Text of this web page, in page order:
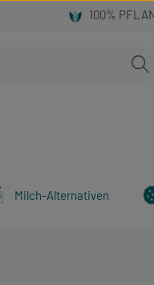
Milch-Alternativen